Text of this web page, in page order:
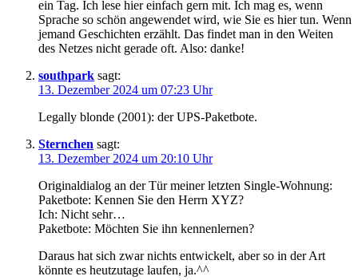
ein Tag. Ich lese hier einfach gern mit. Ich mag es, wenn
Sprache so schön angewendet wird, wie Sie es hier tun. Wenn
jemand Geschichten erzählt. Das findet man in den Weiten
des Netzes nicht gerade oft. Also: danke!
southpark sagt:
13. Dezember 2024 um 07:23 Uhr
Legally blonde (2001): der UPS-Paketbote.
Sternchen sagt:
13. Dezember 2024 um 20:10 Uhr
Originaldialog an der Tür meiner letzten Single-Wohnung:
Paketbote: Kennen Sie den Herrn XYZ?
Ich: Nicht sehr…
Paketbote: Möchten Sie ihn kennenlernen?
Daraus hat sich zwar nichts entwickelt, aber so in der Art
könnte es heutzutage laufen, ja.^^